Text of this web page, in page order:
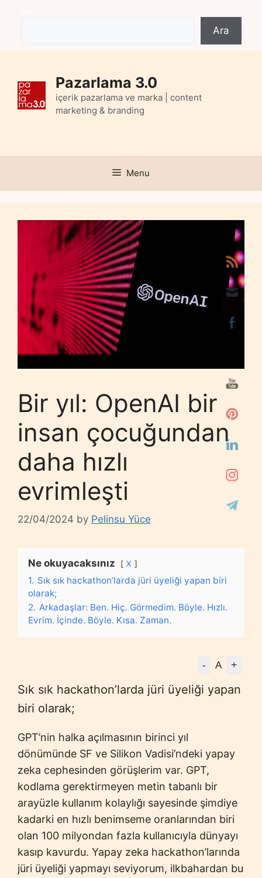
Ara
Pazarlama 3.0
içerik pazarlama ve marka | content
marketing & branding
Menu
Bir yıl: OpenAI bir
insan çocuğundan
daha hızlı
evrimleşti
22/04/2024 by Pelinsu Yüce
Ne okuyacaksınız X
1. Sık sık hackathon’larda jüri üyeliği yapan biri
olarak;
2. Arkadaşlar: Ben. Hiç. Görmedim. Böyle. Hızlı.
Evrim. İçinde. Böyle. Kısa. Zaman.
- A +
Sık sık hackathon’larda jüri üyeliği yapan
biri olarak;
GPT’nin halka açılmasının birinci yıl
dönümünde SF ve Silikon Vadisi’ndeki yapay
zeka cephesinden görüşlerim var. GPT,
kodlama gerektirmeyen metin tabanlı bir
arayüzle kullanım kolaylığı sayesinde şimdiye
kadarki en hızlı benimseme oranlarından biri
olan 100 milyondan fazla kullanıcıyla dünyayı
kasıp kavurdu. Yapay zeka hackathon’larında
jüri üyeliği yapmayı seviyorum, ilkbahardan bu